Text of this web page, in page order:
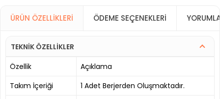
ÜRÜN ÖZELLIKLERI ÖDEME SEÇENEKLERI
TEKNİK ÖZELLİKLER
Özellik
Açıklama
Takım İçeriği
1 Adet Berjerden Oluşmaktadır.